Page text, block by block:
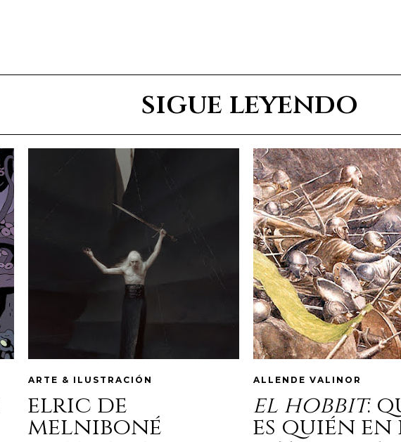
sigue leyendo
ARTE & ILUSTRACIÓN
elric de
melniboné
ALLENDE VALINOR
el hobbit:
es quién